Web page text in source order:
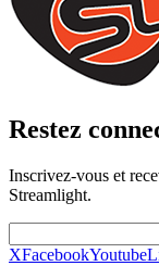
Restez
Inscrivez-vous et
Streamlight.
XFacebookYoutube